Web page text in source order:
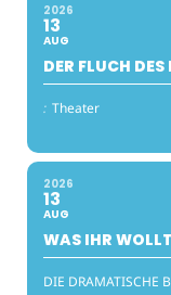
2026
13
AUG
DER FLUCH
: Theater
2026
13
AUG
WAS IHR WOLLT
DIE DRAMATISCHE